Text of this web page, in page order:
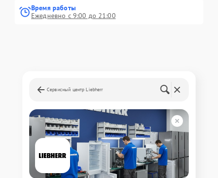
Время работы
Ежедневно с 9:00 до 21:00
Сервисный центр Liebherr